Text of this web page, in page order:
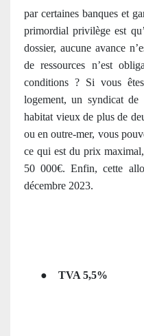
par certaines banques et
primordial privilège est
dossier, aucune avance
de ressources n’est
conditions ? Si vous
logement, un syndicat
habitat vieux de plus de
ou en outre-mer, vous
ce qui est du prix
50 000€. Enfin, cette
décembre 2023.
● TVA 5,5%